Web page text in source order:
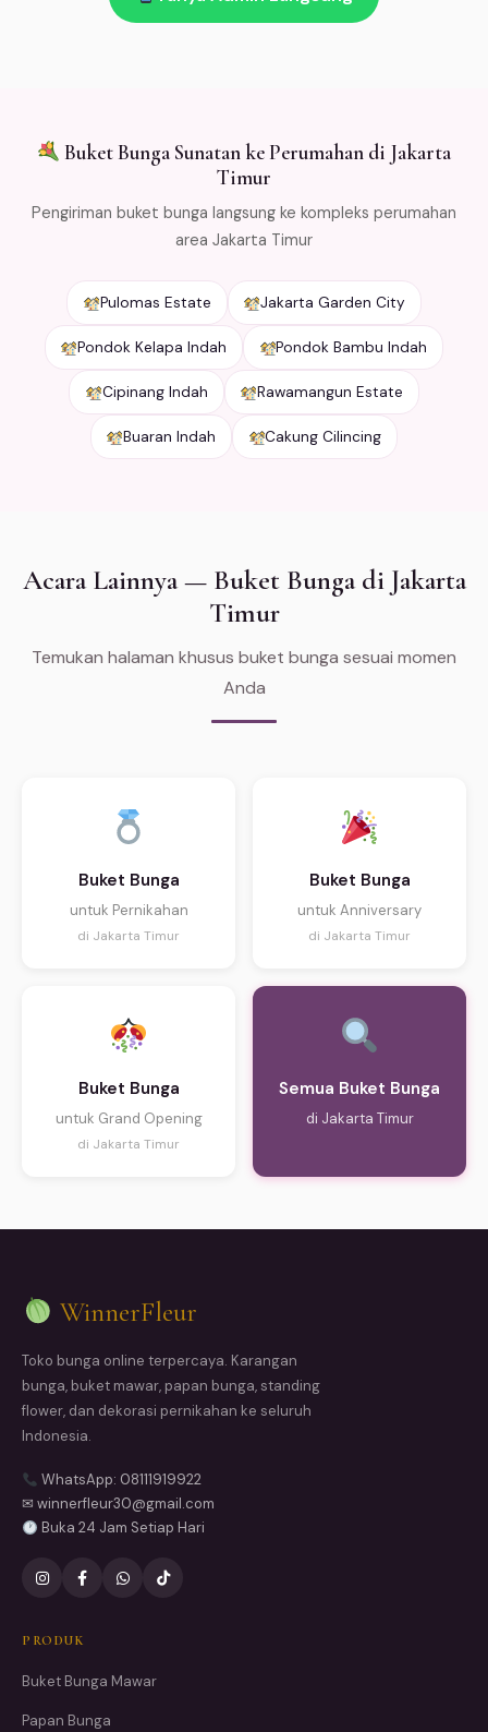
Buket Bunga Sunatan ke Perumahan di Jakarta
Timur
Pengiriman buket bunga langsung ke kompleks perumahan
area Jakarta Timur
Pulomas Estate Jakarta Garden City
Pondok Kelapa Indah Pondok Bambu Indah
Cipinang Indah Rawamangun Estate
Buaran Indah Cakung Cilincing
Acara Lainnya — Buket Bunga di Jakarta
Timur
Temukan halaman khusus buket bunga sesuai momen
Anda
Buket Bunga
untuk Pernikahan
di Jakarta Timur
Buket Bunga
untuk Anniversary
di Jakarta Timur
Buket Bunga
untuk Grand Opening
di Jakarta Timur
Semua Buket Bunga
di Jakarta Timur
WinnerFleur
Toko bunga online terpercaya. Karangan
bunga, buket mawar, papan bunga, standing
flower, dan dekorasi pernikahan ke seluruh
Indonesia.
WhatsApp: 08111919922
✉ winnerfleur30@gmail.com
Buka 24 Jam Setiap Hari
PRODUK
Buket Bunga Mawar
Papan Bunga